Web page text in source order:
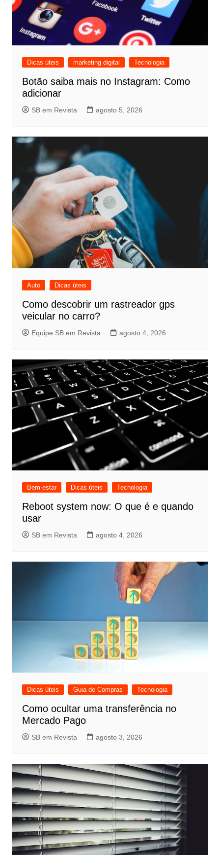
Dicas úteis marketing digital Tecnologia
Botão saiba mais no Instagram: Como
adicionar
SB em Revista agosto 5, 2026
Auto Dicas úteis
Como descobrir um rastreador gps
veicular no carro?
Equipe SB em Revista agosto 4, 2026
Bem-estar Dicas úteis Tecnologia
Reboot system now: O que é e quando
usar
SB em Revista agosto 4, 2026
Dicas úteis Guia de Compras Tecnologia
Como ocultar uma transferência no
Mercado Pago
SB em Revista agosto 3, 2026